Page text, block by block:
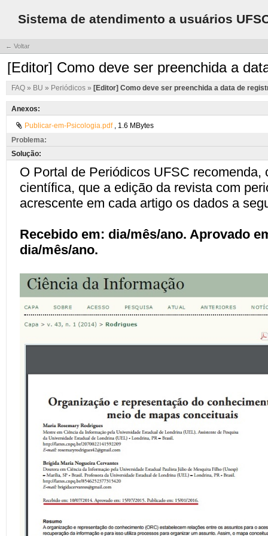
Sistema de atendimento a usuários
← Voltar
[Editor] Como deve ser preenchida a
FAQ » BU » Periódicos » [Editor] Como deve ser preenchida a data de
Anexos:
Publicar-em-Psicologia.pdf , 1.6 MBytes
Problema:
Solução: